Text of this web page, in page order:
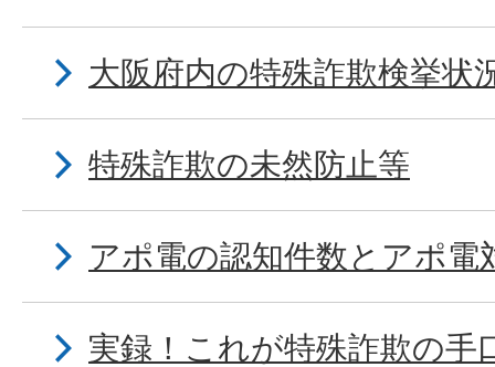
大阪府内の特殊詐欺検挙状
特殊詐欺の未然防止等
アポ電の認知件数とアポ電
実録！これが特殊詐欺の手